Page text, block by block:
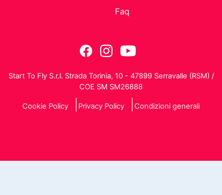
Faq
Start To Fly S.r.l. Strada Torinia, 10 - 47899 Serravalle (RSM) /
COE SM SM26888
Cookie Policy Privacy Policy Condizioni generali